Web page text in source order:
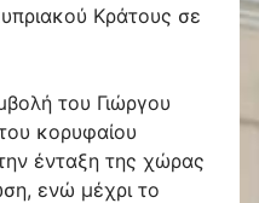
Κράτους σε
του Γιώργου
κορυφαίου
ένταξη της χώρας
ενώ μέχρι το